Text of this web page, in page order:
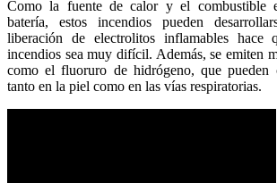
Como la fuente de calor y el combustible
batería, estos incendios pueden
liberación de electrolitos inflamables hace
incendios sea muy difícil. Además, se emiten
como el fluoruro de hidrógeno, que pueden
tanto en la piel como en las vías respiratorias.